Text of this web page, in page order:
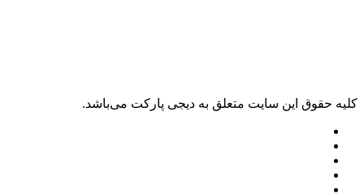
حقوق اين سايت متعلق به دیجی پارکت می‌باشد.